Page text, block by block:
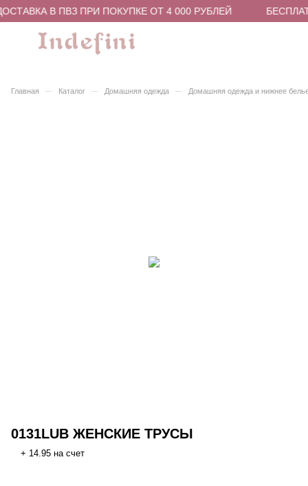
В ПВЗ ПРИ ПОКУПКЕ ОТ 4 000 РУБЛЕЙ
Главная – Каталог – Домашняя одежда – Домашняя одежда и нижнее
0131LUB ЖЕНСКИЕ ТРУСЫ
+ 14.95 на счет